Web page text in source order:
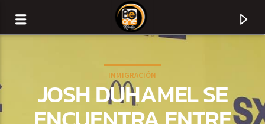
INMIGRACIÓN
JOSH DUHAMEL SE